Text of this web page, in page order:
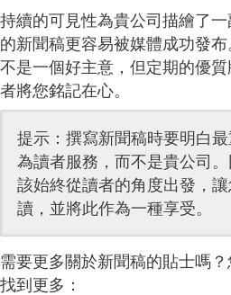
持續的可見性為貴公司描繪了
的新聞稿更容易被媒體成功發
不是一個好主意，但定期的優
者將您銘記在心。
提示：撰寫新聞稿時要明白
為讀者服務，而不是貴公司
該始終從讀者的角度出發，
讀，並將此作為一種享受。
需要更多關於新聞稿的貼士嗎
找到更多：